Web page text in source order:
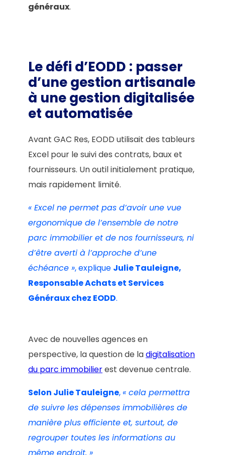
généraux.
Le défi d’EODD : passer
d’une gestion artisanale
à une gestion digitalisée
et automatisée
Avant GAC Res, EODD utilisait des tableurs
Excel pour le suivi des contrats, baux et
fournisseurs. Un outil initialement pratique,
mais rapidement limité.
« Excel ne permet pas d’avoir une vue
ergonomique de l’ensemble de notre
parc immobilier et de nos fournisseurs, ni
d’être averti à l’approche d’une
échéance », explique Julie Tauleigne,
Responsable Achats et Services
Généraux chez EODD.
Avec de nouvelles agences en
perspective, la question de ladigitalisation
du parc immobilierest devenue centrale.
Selon Julie Tauleigne,« cela permettra
de suivre les dépenses immobilières de
manière plus efficiente et, surtout, de
regrouper toutes les informations au